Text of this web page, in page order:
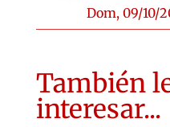
Dom, 09/10/
También
interesar...